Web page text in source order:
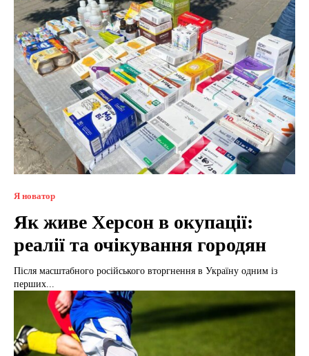
Я новатор
Як живе Херсон в окупації:
реалії та очікування городян
Після масштабного російського вторгнення в Україну одним із
перших...